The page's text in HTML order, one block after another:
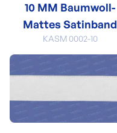
10 MM Baumwoll-
Mattes Satinband
KASM 0002-10